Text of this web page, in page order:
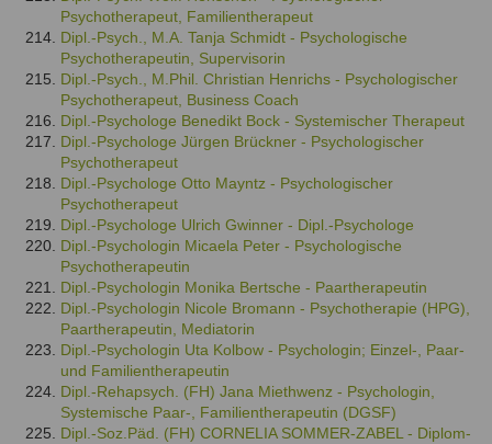
Psychotherapeut, Familientherapeut
Dipl.-Psych., M.A. Tanja Schmidt - Psychologische
Psychotherapeutin, Supervisorin
Dipl.-Psych., M.Phil. Christian Henrichs - Psychologischer
Psychotherapeut, Business Coach
Dipl.-Psychologe Benedikt Bock - Systemischer Therapeut
Dipl.-Psychologe Jürgen Brückner - Psychologischer
Psychotherapeut
Dipl.-Psychologe Otto Mayntz - Psychologischer
Psychotherapeut
Dipl.-Psychologe Ulrich Gwinner - Dipl.-Psychologe
Dipl.-Psychologin Micaela Peter - Psychologische
Psychotherapeutin
Dipl.-Psychologin Monika Bertsche - Paartherapeutin
Dipl.-Psychologin Nicole Bromann - Psychotherapie (HPG),
Paartherapeutin, Mediatorin
Dipl.-Psychologin Uta Kolbow - Psychologin; Einzel-, Paar-
und Familientherapeutin
Dipl.-Rehapsych. (FH) Jana Miethwenz - Psychologin,
Systemische Paar-, Familientherapeutin (DGSF)
Dipl.-Soz.Päd. (FH) CORNELIA SOMMER-ZABEL - Diplom-